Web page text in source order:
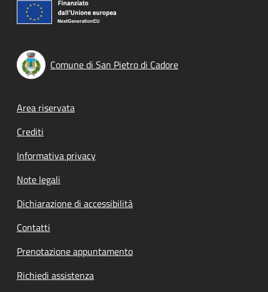
Comune di San Pietro di Cadore
Footer menu
Area riservata
Crediti
Informativa privacy
Note legali
Dichiarazione di accessibilità
Contatti
Prenotazione appuntamento
Richiedi assistenza